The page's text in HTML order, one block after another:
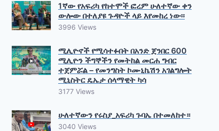
1ኛው የአፍሪካ የከተሞች ፎረም ሁለተኛው ቀን
ውሎው በተለያዩ ጉዳዮች ላይ እየመከረ ነው፡፡
3996 Views
ሚሊዮኖች የሚሳተፉበት በአንድ ጀንበር 600
ሚሊዮን ችግኞችን የመትከል መርሐ ግብር
ተጀምሯል – የመንግስት ኮሙኒኬሽን አገልግሎት
ሚኒስትር ዴኤታ ሰላማዊት ካሳ
3177 Views
ሁለተኛውን የሩስያ_አፍሪካ ጉባኤ በተመለከተ።
3040 Views